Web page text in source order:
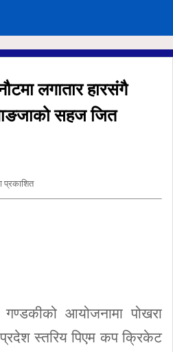
लगातार हारसंगै
सहज जित
प्रकाशित
आयोजनामा पोखरा
प्रदेश स्तरिय पिएम कप क्रिकेट